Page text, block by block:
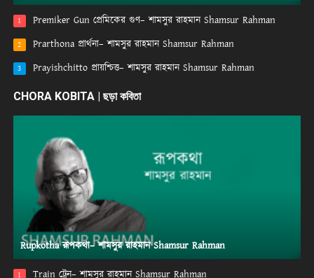
1 Premiker Gun প্রেমিকের গুণ– শামসুর রাহমান Shamsur Rahman
2 Prarthona প্রার্থনা– শামসুর রাহমান Shamsur Rahman
3 Prayishchitto প্রায়শ্চিত্ত– শামসুর রাহমান Shamsur Rahman
CHORA KOBITA | ছড়া কবিতা
Rupkotha রূপকথা– শামসুর রাহমান Shamsur Rahman
1 Train ট্রেন– শামসুর রাহমান Shamsur Rahman